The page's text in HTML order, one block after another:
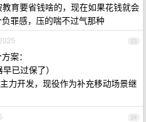
育要省钱啥的，现在如果花钱就会
罪感，压的喘不过气那种
23
案：
已过保了）
力开发，现役作为补充移动场景继
24